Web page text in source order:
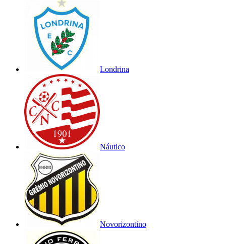
Londrina
Náutico
Novorizontino